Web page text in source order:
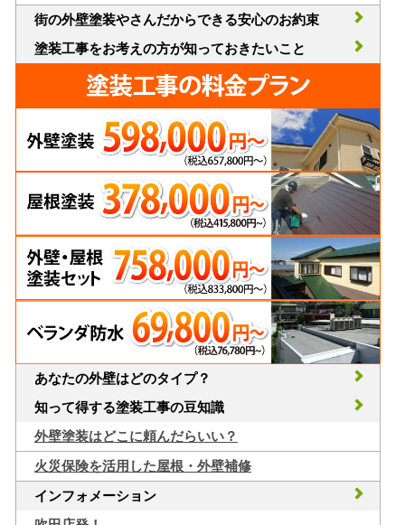
街の外壁塗装やさんだからできる安心のお約束
塗装工事をお考えの方が知っておきたいこと
あなたの外壁はどのタイプ？
知って得する塗装工事の豆知識
外壁塗装はどこに頼んだらいい？
火災保険を活用した屋根・外壁補修
インフォメーション